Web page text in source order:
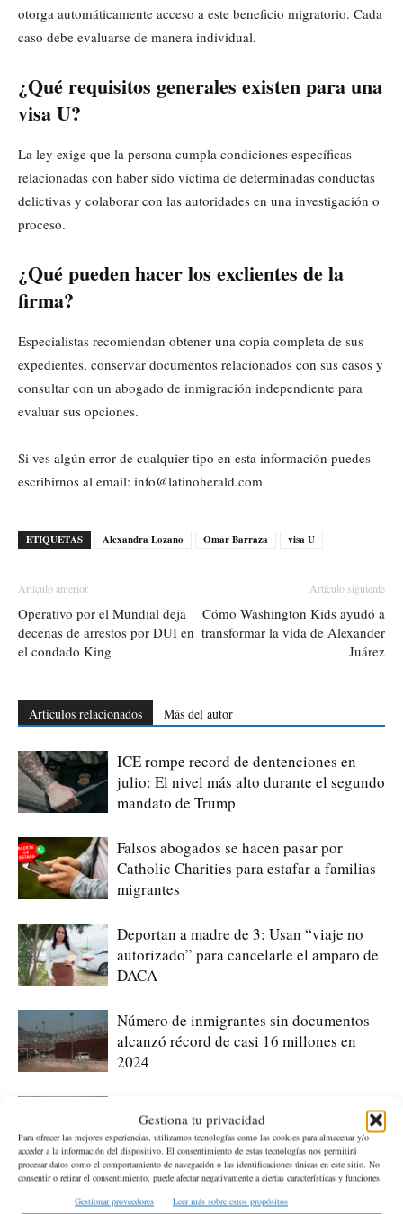
Gestiona tu privacidad
Para ofrecer las mejores experiencias, utilizamos tecnologías como las cookies para almacenar y/o
acceder a la información del dispositivo. El consentimiento de estas tecnologías nos permitirá
procesar datos como el comportamiento de navegación o las identificaciones únicas en este sitio. No
consentir o retirar el consentimiento, puede afectar negativamente a ciertas características y funciones.
Gestionar proveedores
Leer más sobre estos propósitos
otorga automáticamente acceso a este beneficio migratorio. Cada
caso debe evaluarse de manera individual.
¿Qué requisitos generales existen para una
visa U?
La ley exige que la persona cumpla condiciones específicas
relacionadas con haber sido víctima de determinadas conductas
delictivas y colaborar con las autoridades en una investigación o
proceso.
¿Qué pueden hacer los exclientes de la
firma?
Especialistas recomiendan obtener una copia completa de sus
expedientes, conservar documentos relacionados con sus casos y
consultar con un abogado de inmigración independiente para
evaluar sus opciones.
Si ves algún error de cualquier tipo en esta información puedes
escribirnos al email: info@latinoherald.com
ETIQUETAS Alexandra Lozano Omar Barraza visa U
Artículo anterior
Operativo por el Mundial deja
decenas de arrestos por DUI en
el condado King
Artículo siguiente
Cómo Washington Kids ayudó a
transformar la vida de Alexander
Juárez
Artículos relacionados Más del autor
ICE rompe record de dentenciones en
julio: El nivel más alto durante el segundo
mandato de Trump
Falsos abogados se hacen pasar por
Catholic Charities para estafar a familias
migrantes
Deportan a madre de 3: Usan “viaje no
autorizado” para cancelarle el amparo de
DACA
Número de inmigrantes sin documentos
alcanzó récord de casi 16 millones en
2024
ICE planea abrir 4 centros de detención
para 5,500 migrantes; uno estará en
Seattle
ICE intensifica arrestos en aeropuertos